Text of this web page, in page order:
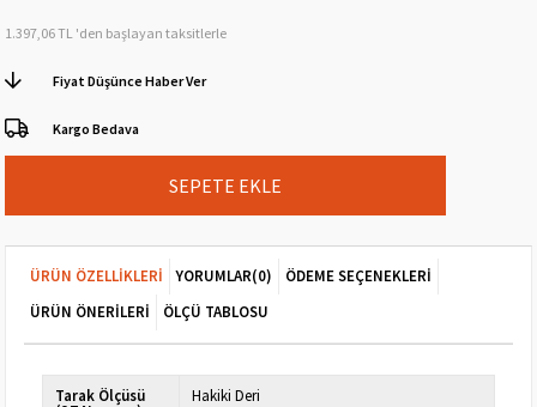
1.397,06 TL 'den başlayan taksitlerle
Fiyat Düşünce Haber Ver
Kargo Bedava
ÜRÜN ÖZELLIKLERI YORUMLAR(0)
ÖDEME SEÇENEKLERI
ÜRÜN ÖNERILERI
ÖLÇÜ TABLOSU
Tarak Ölçüsü Hakiki Deri